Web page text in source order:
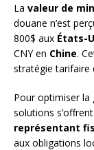
La valeur de
douane n’est
800$ aux États-
CNY en Chine.
stratégie tarifaire
Pour optimiser la
solutions
représentant
aux obligations